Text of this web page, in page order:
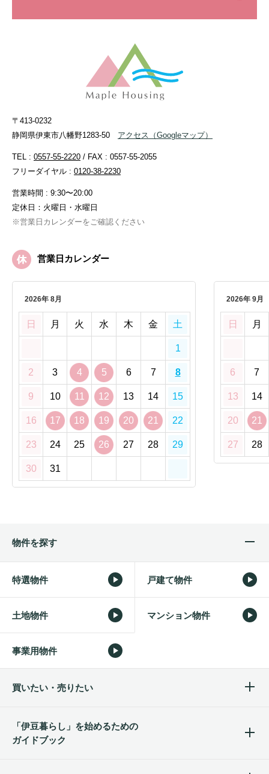
〒413-0232
静岡県伊東市八幡野1283-50
アクセス （Googleマップ）
TEL : 0557-55-2220 / FAX : 0557-55-2055
フリーダイヤル : 0120-38-2230
営業時間 : 9:30〜20:00
定休日：火曜日・水曜日
※営業日カレンダーをご確認ください
営業日カレンダー
2026年 8月
日 月 火 水 木 金 土
1
2 3 4 5 6 7 8
9 10 11 12 13 14 15
16 17 18 19 20 21 22
23 24 25 26 27 28 29
30 31
2026年 9月
日 月
6 7
13 14
20 21
27 28
物件を探す
特選物件 戸建て物件
土地物件 マンション物件
事業用物件
買いたい・売りたい
「伊豆暮らし」を始めるための
ガイドブック